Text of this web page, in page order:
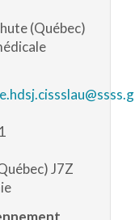
(Québec)
J7Z